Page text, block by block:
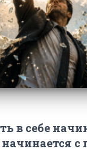
в себе
с